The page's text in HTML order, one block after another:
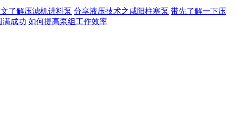
了解压滤机进料泵 分享液压技术之咸阳柱塞泵 带先了解一下压
满成功 如何提高泵组工作效率